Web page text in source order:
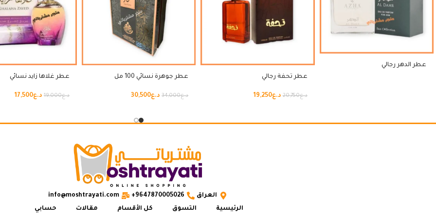
عطر الدهر رجالي
عطر تحفة رجالي
د.ع20,750 د.ع19,250
عطر جوهرة نسائي 100 مل
د.ع34,000 د.ع30,500
عطر غلاها زايد نسائي
د.ع19,000 د.ع17,500
العراق 9647870005026+
info@moshtrayati.com
الرئيسية
التسوق كل الأقسام مقالات حسابي